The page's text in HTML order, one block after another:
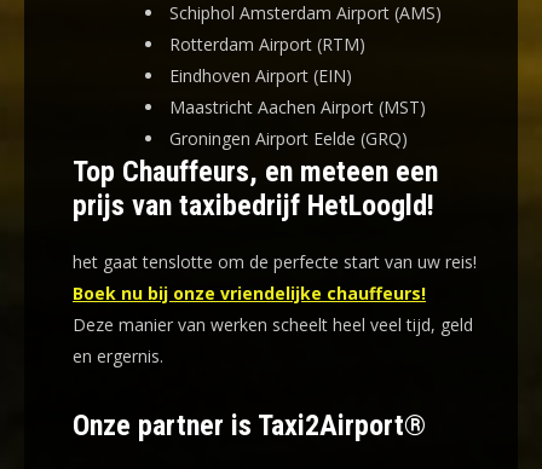
Schiphol Amsterdam Airport (AMS)
Rotterdam Airport (RTM)
Eindhoven Airport (EIN)
Maastricht Aachen Airport (MST)
Groningen Airport Eelde (GRQ)
Top Chauffeurs, en meteen een
prijs van taxibedrijf HetLoogld!
het gaat tenslotte om de perfecte start van uw reis!
Boek nu bij onze vriendelijke chauffeurs!
Deze manier van werken scheelt heel veel tijd, geld
en ergernis.
Onze partner is Taxi2Airport®